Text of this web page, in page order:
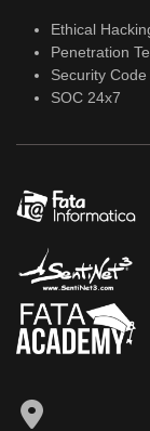
Ethical
Penetration
Security
SOC 24x7